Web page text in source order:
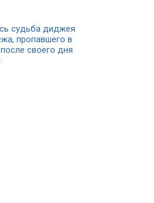
судьба диджея
пропавшего в
своего дня